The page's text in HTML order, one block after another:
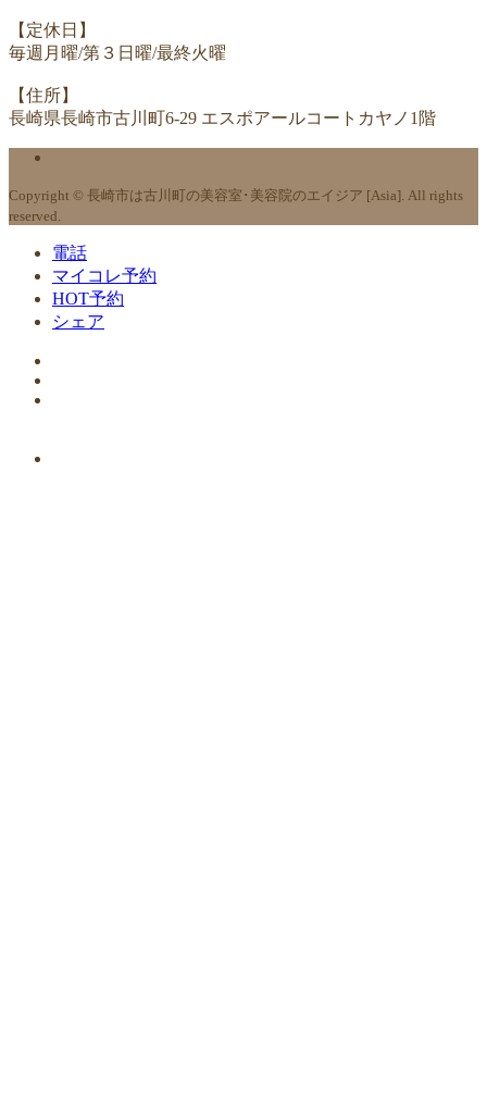
【定休日】
毎週月曜/第３日曜/最終火曜
【住所】
長崎県長崎市古川町6-29 エスポアールコートカヤノ1階
Copyright © 長崎市は古川町の美容室･美容院のエイジア [Asia]. All rights
reserved.
電話
マイコレ予約
HOT予約
シェア